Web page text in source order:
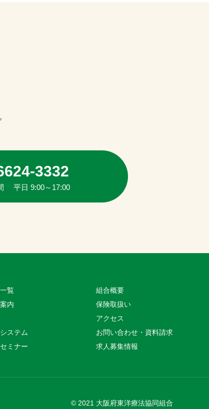
3332
平日 9:00～17:00
覧
内
ステム
ミナー
組合概要
保険取扱い
アクセス
お問い合わせ・資料請求
求人募集情報
© 2021 大阪府東洋療法協同組合